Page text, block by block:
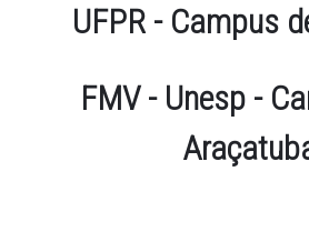
UFPR - Campus
FMV - Unesp -